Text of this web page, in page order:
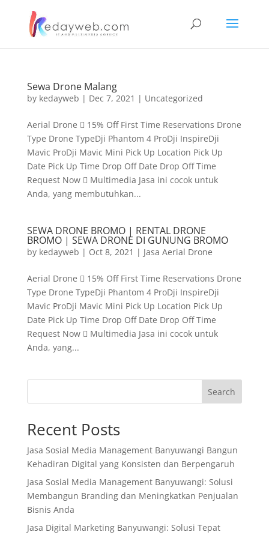
Sewa Drone Malang
by kedayweb | Dec 7, 2021 | Uncategorized
Aerial Drone  15% Off First Time Reservations Drone
Type Drone TypeDji Phantom 4 ProDji InspireDji
Mavic ProDji Mavic Mini Pick Up Location Pick Up
Date Pick Up Time Drop Off Date Drop Off Time
Request Now  Multimedia Jasa ini cocok untuk
Anda, yang membutuhkan...
SEWA DRONE BROMO | RENTAL DRONE
BROMO | SEWA DRONE DI GUNUNG BROMO
by kedayweb | Oct 8, 2021 | Jasa Aerial Drone
Aerial Drone  15% Off First Time Reservations Drone
Type Drone TypeDji Phantom 4 ProDji InspireDji
Mavic ProDji Mavic Mini Pick Up Location Pick Up
Date Pick Up Time Drop Off Date Drop Off Time
Request Now  Multimedia Jasa ini cocok untuk
Anda, yang...
Search
Recent Posts
Jasa Sosial Media Management Banyuwangi Bangun
Kehadiran Digital yang Konsisten dan Berpengaruh
Jasa Sosial Media Management Banyuwangi: Solusi
Membangun Branding dan Meningkatkan Penjualan
Bisnis Anda
Jasa Digital Marketing Banyuwangi: Solusi Tepat